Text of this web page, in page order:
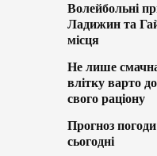
Волейбольні
Ладижин та
місця
Не лише
влітку варто
свого раціону
Прогноз
сьогодні